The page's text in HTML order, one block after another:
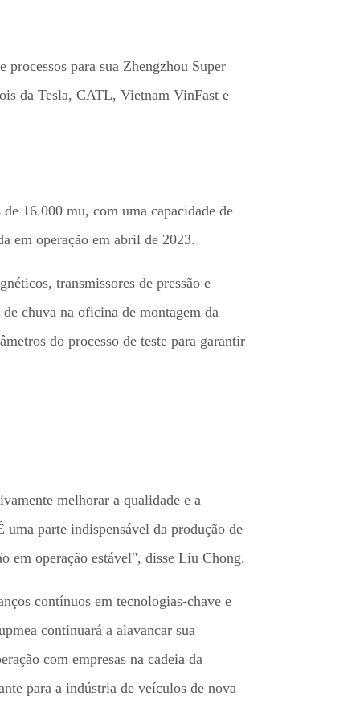
para sua Zhengzhou Super
da Tesla, CATL, Vietnam VinFast e
16.000 mu, com uma capacidade de
em operação em abril de 2023.
transmissores de pressão e
chuva na oficina de montagem da
do processo de teste para garantir
melhorar a qualidade e a
parte indispensável da produção de
em operação estável", disse Liu Chong.
contínuos em tecnologias-chave e
continuará a alavancar sua
com empresas na cadeia da
para a indústria de veículos de nova